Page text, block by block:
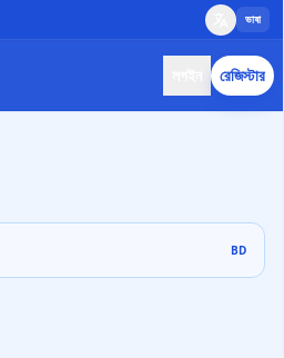
ভাষা
রেজিস্টার
BD